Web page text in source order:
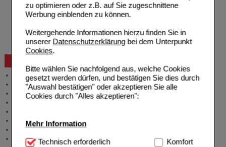
zu optimieren oder z.B. auf Sie zugeschnittene
Werbung einblenden zu können.
Weitergehende Informationen hierzu finden Sie in
unserer Datenschutzerklärungbei dem Unterpunkt
Cookies.
Bitte wählen Sie nachfolgend aus, welche Cookies
gesetzt werden dürfen, und bestätigen Sie dies durch
"Auswahl bestätigen" oder akzeptieren Sie alle
Cookies durch "Alles akzeptieren":
Mehr Information
Technisch Notwendig:Hierbei handelt es sich um
Technisch erforderlich Komfort
Auslandsbestellung
Reklamation
Problembehebung
Bestellschein
Allgemeine Information
Produktberatung
Meldung Arzneimittelrisiken
Newsletter
Neukundenprämie
Stellenangebote